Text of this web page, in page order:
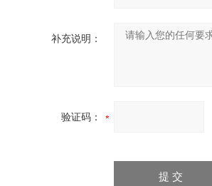
补充说明：
验证码：